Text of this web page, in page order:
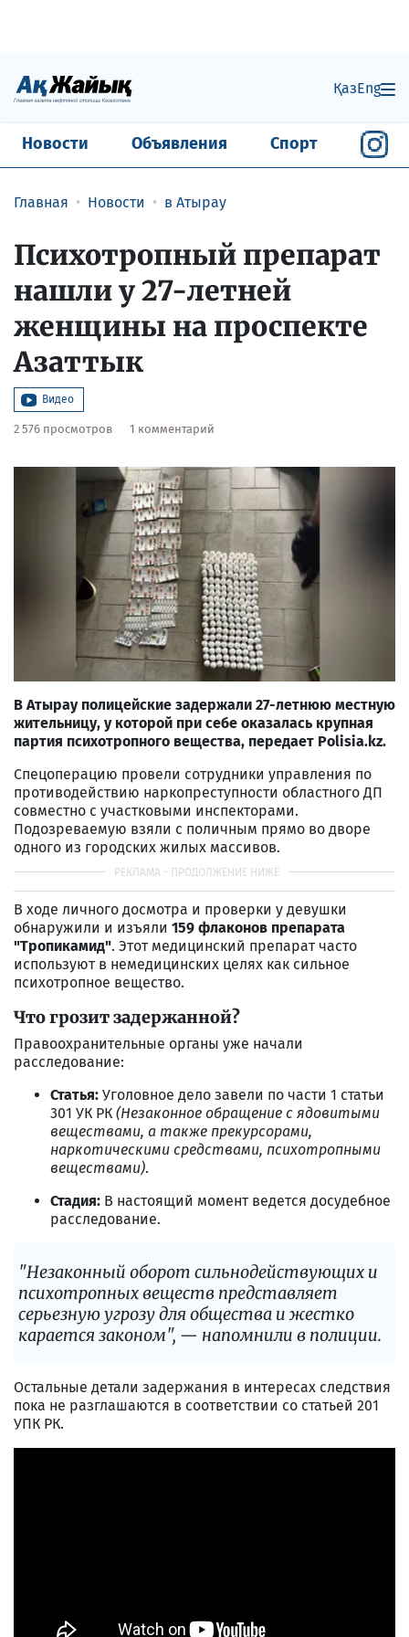
ҚазEng
Новости Объявления Спорт
Главная Новости в Атырау
Психотропный препарат
нашли у 27-летней
женщины на проспекте
Азаттык
Видео
2 576 просмотров 1 комментарий
В Атырау полицейские задержали 27-летнюю местную
жительницу, у которой при себе оказалась крупная
партия психотропного вещества, передает Polisia.kz.
Спецоперацию провели сотрудники управления по
противодействию наркопреступности областного ДП
совместно с участковыми инспекторами.
Подозреваемую взяли с поличным прямо во дворе
одного из городских жилых массивов.
В ходе личного досмотра и проверки у девушки
обнаружили и изъяли 159 флаконов препарата
"Тропикамид". Этот медицинский препарат часто
используют в немедицинских целях как сильное
психотропное вещество.
Что грозит задержанной?
Правоохранительные органы уже начали
расследование:
Статья: Уголовное дело завели по части 1 статьи
301 УК РК (Незаконное обращение с ядовитыми
веществами, а также прекурсорами,
наркотическими средствами, психотропными
веществами).
Стадия: В настоящий момент ведется досудебное
расследование.
"Незаконный оборот сильнодействующих и
психотропных веществ представляет
серьезную угрозу для общества и жестко
карается законом", — напомнили в полиции.
Остальные детали задержания в интересах следствия
пока не разглашаются в соответствии со статьей 201
УПК РК.